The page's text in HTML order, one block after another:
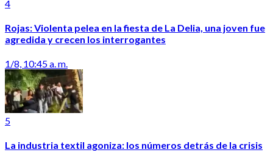
4
Rojas: Violenta pelea en la fiesta de La Delia, una joven fue
agredida y crecen los interrogantes
1/8, 10:45 a. m.
5
La industria textil agoniza: los números detrás de la crisis